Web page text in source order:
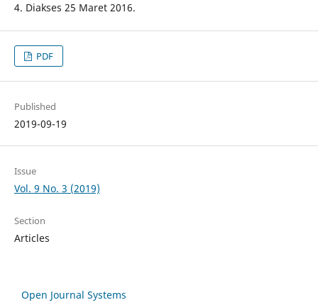
4. Diakses 25 Maret 2016.
PDF
Published
2019-09-19
Issue
Vol. 9 No. 3 (2019)
Section
Articles
Open Journal Systems